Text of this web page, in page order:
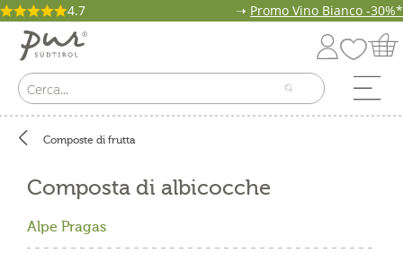
4.7 ➝ Promo Vino Bianco -30%*
Composte di frutta
Composta di albicocche
Alpe Pragas